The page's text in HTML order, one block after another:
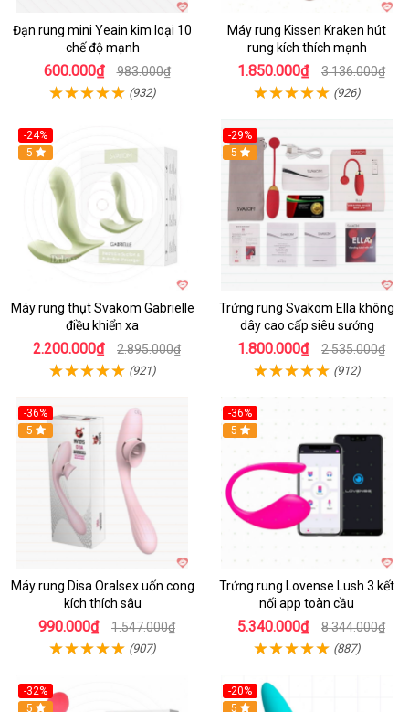
Đạn rung mini Yeain kim loại 10
chế độ mạnh
600.000₫ 983.000₫
(932)
Máy rung Kissen Kraken hút
rung kích thích mạnh
1.850.000₫ 3.136.000₫
(926)
-24%
Hot
5
Máy rung thụt Svakom Gabrielle
điều khiển xa
2.200.000₫ 2.895.000₫
(921)
-29%
5
Trứng rung Svakom Ella không
dây cao cấp siêu sướng
1.800.000₫ 2.535.000₫
(912)
-36%
5
Máy rung Disa Oralsex uốn cong
kích thích sâu
990.000₫ 1.547.000₫
(907)
-36%
Hot
5
Trứng rung Lovense Lush 3 kết
nối app toàn cầu
5.340.000₫ 8.344.000₫
(887)
-32%
5
-20%
5